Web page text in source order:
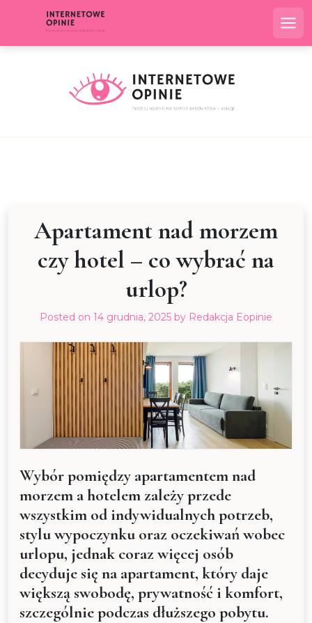
Apartament nad morzem
czy hotel – co wybrać na
urlop?
Posted on 14 grudnia, 2025 by Redakcja Eopinie
Wybór pomiędzy apartamentem nad
morzem a hotelem zależy przede
wszystkim od indywidualnych potrzeb,
stylu wypoczynku oraz oczekiwań wobec
urlopu, jednak coraz więcej osób
decyduje się na apartament, który daje
większą swobodę, prywatność i komfort,
szczególnie podczas dłuższego pobytu.